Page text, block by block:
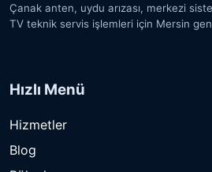
Çanak anten, uydu arızası, merkezi
TV teknik servis işlemleri için Mersin
Hızlı Menü
Hizmetler
Blog